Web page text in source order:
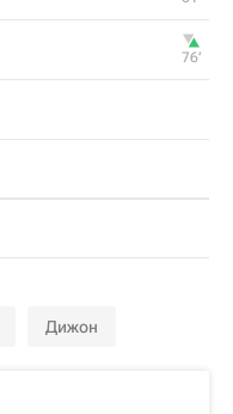
76‎’‎
Дижон